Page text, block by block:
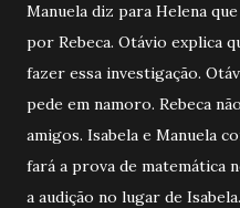
Manuela diz para Helena
por Rebeca. Otávio explica
fazer essa investigação.
pede em namoro. Rebeca
amigos. Isabela e Manuela
fará a prova de matemática
a audição no lugar de